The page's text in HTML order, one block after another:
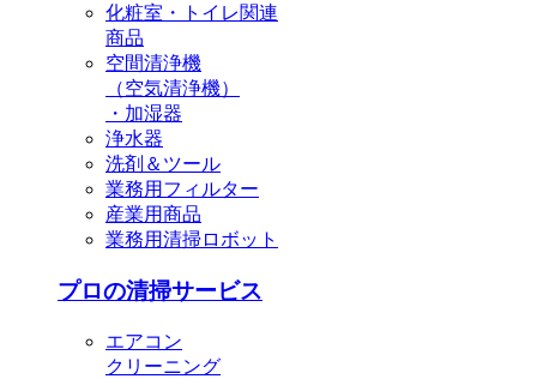
化粧室・トイレ関連
商品
空間清浄機
（空気清浄機）
・加湿器
浄水器
洗剤＆ツール
業務用フィルター
産業用商品
業務用清掃ロボット
プロの清掃サービス
エアコン
クリーニング